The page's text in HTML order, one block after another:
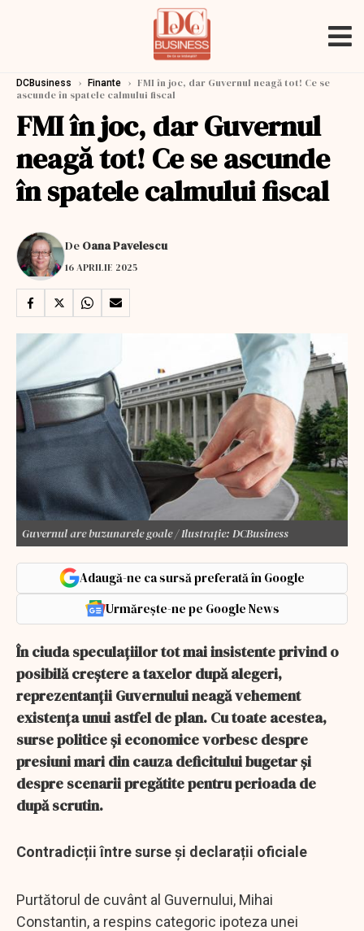
DCBusiness › Finante › FMI în joc, dar Guvernul neagă tot! Ce se
ascunde în spatele calmului fiscal
FMI în joc, dar Guvernul
neagă tot! Ce se ascunde
în spatele calmului fiscal
De Oana Pavelescu
16 APRILIE 2025
Guvernul are buzunarele goale / Ilustrație: DCBusiness
Adaugă-ne ca sursă preferată în Google
Urmărește-ne pe Google News
În ciuda speculațiilor tot mai insistente privind o
posibilă creștere a taxelor după alegeri,
reprezentanții Guvernului neagă vehement
existența unui astfel de plan. Cu toate acestea,
surse politice și economice vorbesc despre
presiuni mari din cauza deficitului bugetar și
despre scenarii pregătite pentru perioada de
după scrutin.
Contradicții între surse și declarații oficiale
Purtătorul de cuvânt al Guvernului, Mihai
Constantin, a respins categoric ipoteza unei